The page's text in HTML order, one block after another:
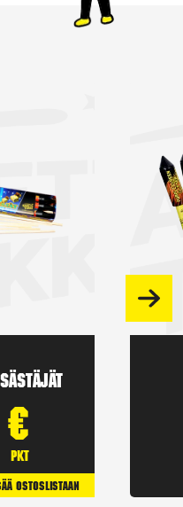
€
pkt
Ostoslistaan